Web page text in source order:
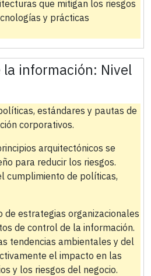
que mitigan los riesgos
y prácticas
información: Nivel
estándares y pautas de
corporativos.
arquitectónicos se
para reducir los riesgos.
cumplimiento de políticas,
estrategias organizacionales
de control de la información.
tendencias ambientales y del
el impacto en las
y los riesgos del negocio.